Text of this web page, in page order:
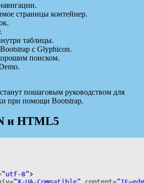
страницы контейнер.
таблицы.
с Glyphicon.
поиском.
пошаговым руководством для
при помощи Bootstrap.
и HTML5